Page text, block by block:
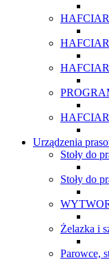
Urządzenia
Stoły do
Stoły do
Żelazka i
Parowce,